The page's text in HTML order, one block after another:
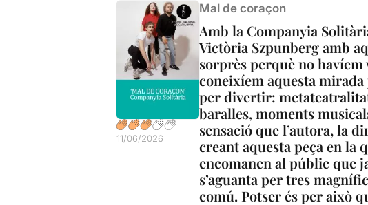
11/06/2026
Mal de coraçon
Amb la Companyia
Victòria Szpunberg amb
sorprès perquè no
coneixíem aquesta
per divertir:
baralles, moments
sensació que l’autora, la
creant aquesta peça en la
encomanen al públic que
s’aguanta per tres
comú. Potser és per això